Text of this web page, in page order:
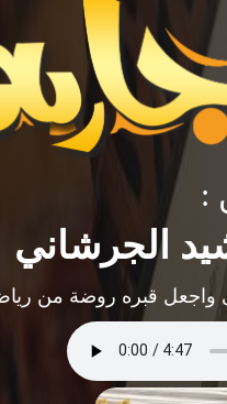
:
الجرشاني
واجعل قبره روضة من